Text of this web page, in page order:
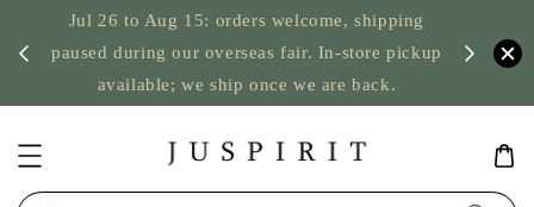
Jul 26 to Aug 15: orders welcome, shipping
paused during our overseas fair. In-store pickup
available; we ship once we are back.
US